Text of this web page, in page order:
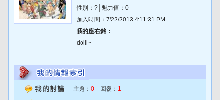
性別：?│魅力值：0
加入時間：7/22/2013 4:11:31 PM
我的座右銘：
doiil~
主題： 0 回覆： 1